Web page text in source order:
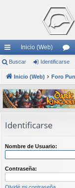
nl
ac
es
rá
pi
s
Inicio (Web)
or
os
Buscar Identificarse
Inicio (Web) Foro
Identificarse
Nombre de Usuario:
Contraseña: